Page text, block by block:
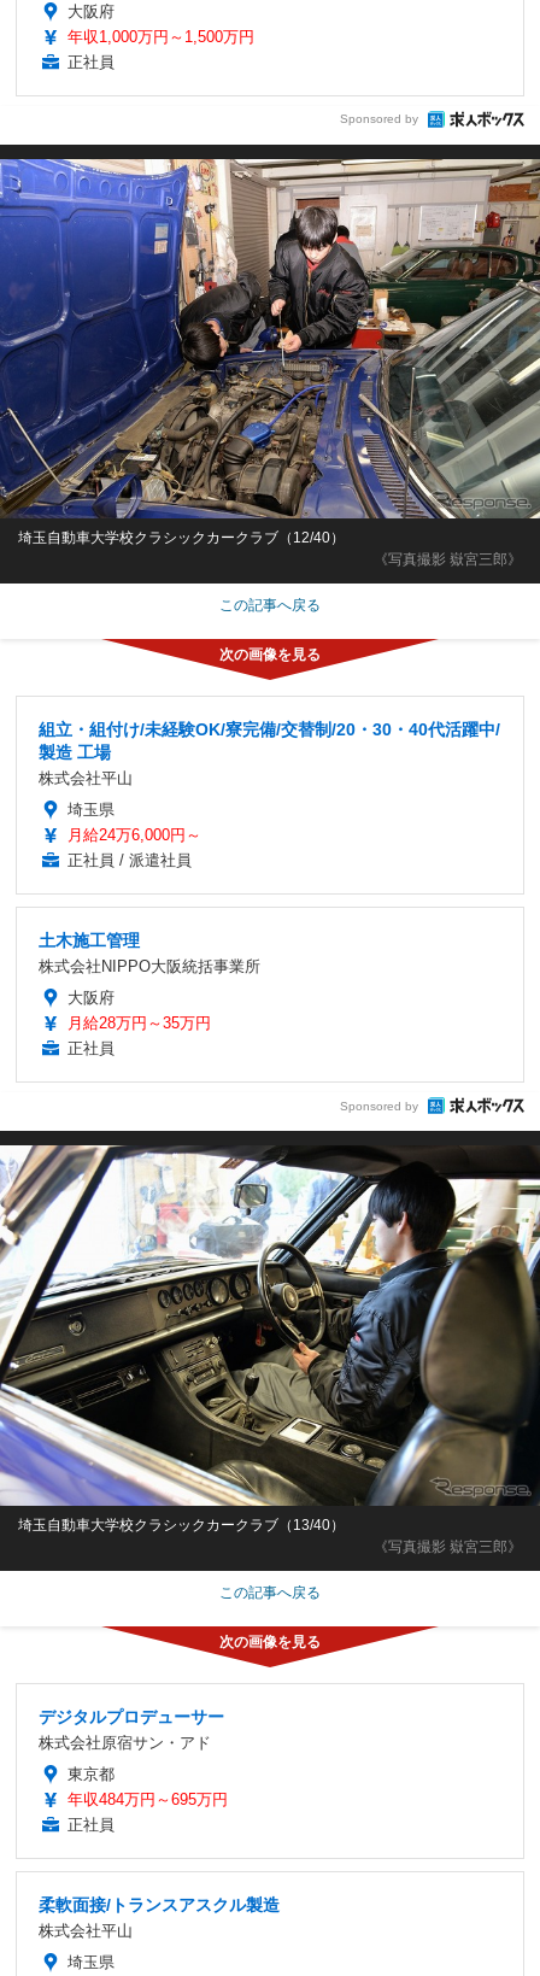
大阪府
年収1,000万円～1,500万円
正社員
Sponsored by
《写真撮影 嶽宮三郎》
埼玉自動車大学校クラシックカークラブ（12/40）
この記事へ戻る
組立・組付け/未経験OK/寮完備/交替制/20・30・40代活躍中/
製造 工場
株式会社平山
埼玉県
月給24万6,000円～
正社員 / 派遣社員
土木施工管理
株式会社NIPPO大阪統括事業所
大阪府
月給28万円～35万円
正社員
Sponsored by
《写真撮影 嶽宮三郎》
埼玉自動車大学校クラシックカークラブ（13/40）
この記事へ戻る
デジタルプロデューサー
株式会社原宿サン・アド
東京都
年収484万円～695万円
正社員
柔軟面接/トランスアスクル製造
株式会社平山
埼玉県